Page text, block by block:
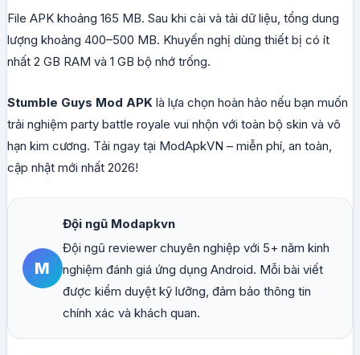
File APK khoảng 165 MB. Sau khi cài và tải dữ liệu, tổng dung
lượng khoảng 400–500 MB. Khuyến nghị dùng thiết bị có ít
nhất 2 GB RAM và 1 GB bộ nhớ trống.
Stumble Guys Mod APKlà lựa chọn hoàn hảo nếu bạn muốn
trải nghiệm party battle royale vui nhộn với toàn bộ skin và vô
hạn kim cương. Tải ngay tại ModApkVN – miễn phí, an toàn,
cập nhật mới nhất 2026!
M
Đội ngũ Modapkvn
Đội ngũ reviewer chuyên nghiệp với 5+ năm kinh
nghiệm đánh giá ứng dụng Android. Mỗi bài viết
được kiểm duyệt kỹ lưỡng, đảm bảo thông tin
chính xác và khách quan.